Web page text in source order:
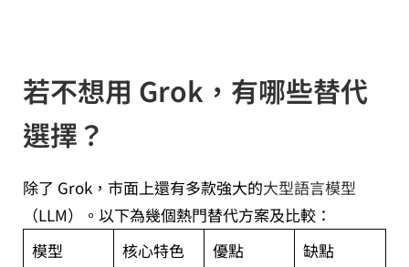
若不想用 Grok，有哪些替代
選擇？
除了 Grok，市面上還有多款強大的大型語言模型
（LLM）。以下為幾個熱門替代方案及比較：
模型
核心特色 優點
缺點